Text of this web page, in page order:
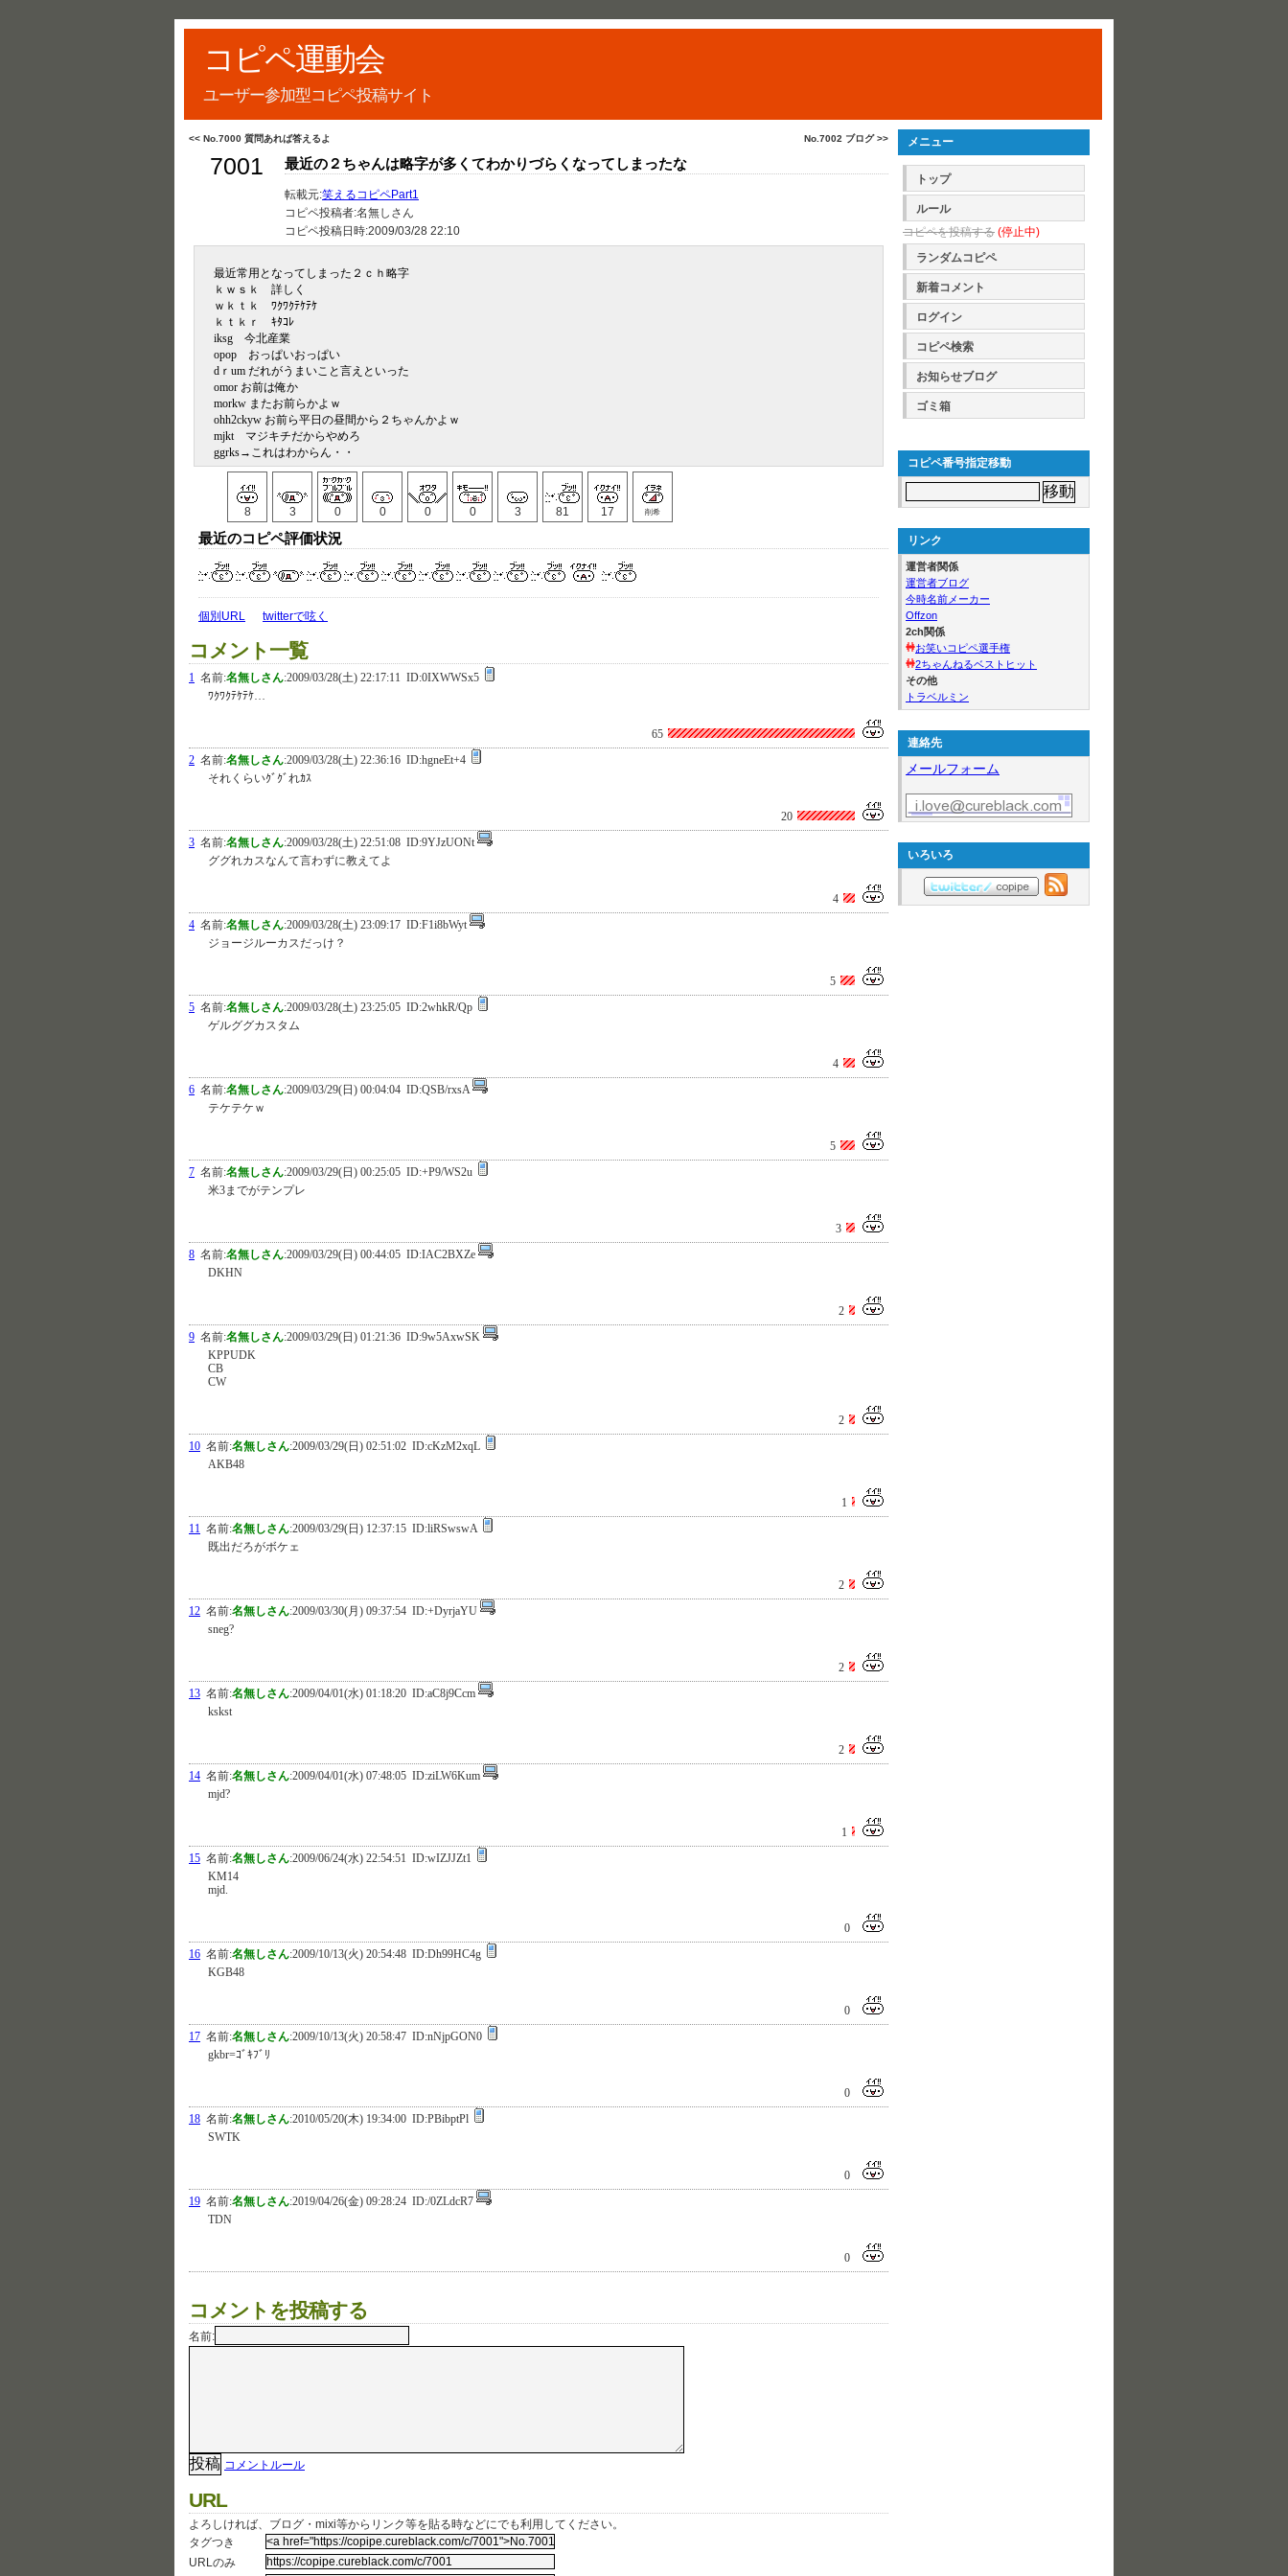
コピペ運動会
ユーザー参加型コピペ投稿サイト
No.7002 ブログ >>
<< No.7000 質問あれば答えるよ
7001 最近の２ちゃんは略字が多くてわかりづらくなってしまったな
転載元:笑えるコピペPart1
コピペ投稿者:名無しさん
コピペ投稿日時:2009/03/28 22:10
最近常用となってしまった２ｃｈ略字
ｋｗｓｋ 詳しく
ｗｋｔｋ ﾜｸﾜｸﾃｹﾃｹ
ｋｔｋｒ ｷﾀｺﾚ
iksg 今北産業
opop おっぱいおっぱい
dｒum だれがうまいこと言えといった
omor お前は俺か
morkw またお前らかよｗ
ohh2ckyw お前ら平日の昼間から２ちゃんかよｗ
mjkt マジキチだからやめろ
ggrks→これはわからん・・
8 3 0 0 0 0 3 81 17 削希
最近のコピペ評価状況
個別URL twitterで呟く
コメント一覧
1 名前:名無しさん:2009/03/28(土) 22:17:11 ID:0IXWWSx5
ﾜｸﾜｸﾃｹﾃｹ…
65
2 名前:名無しさん:2009/03/28(土) 22:36:16 ID:hgneEt+4
それくらいｸﾞｸﾞれｶｽ
20
3 名前:名無しさん:2009/03/28(土) 22:51:08 ID:9YJzUONt
ググれカスなんて言わずに教えてよ
4
4 名前:名無しさん:2009/03/28(土) 23:09:17 ID:F1i8bWyt
ジョージルーカスだっけ？
5
5 名前:名無しさん:2009/03/28(土) 23:25:05 ID:2whkR/Qp
ゲルググカスタム
4
6 名前:名無しさん:2009/03/29(日) 00:04:04 ID:QSB/rxsA
テケテケｗ
5
7 名前:名無しさん:2009/03/29(日) 00:25:05 ID:+P9/WS2u
米3までがテンプレ
3
8 名前:名無しさん:2009/03/29(日) 00:44:05 ID:IAC2BXZe
DKHN
2
9 名前:名無しさん:2009/03/29(日) 01:21:36 ID:9w5AxwSK
KPPUDK
CB
CW
2
10 名前:名無しさん:2009/03/29(日) 02:51:02 ID:cKzM2xqL
AKB48
1
11 名前:名無しさん:2009/03/29(日) 12:37:15 ID:liRSwswA
既出だろがボケェ
2
12 名前:名無しさん:2009/03/30(月) 09:37:54 ID:+DyrjaYU
sneg?
2
13 名前:名無しさん:2009/04/01(水) 01:18:20 ID:aC8j9Ccm
kskst
2
14 名前:名無しさん:2009/04/01(水) 07:48:05 ID:ziLW6Kum
mjd?
1
15 名前:名無しさん:2009/06/24(水) 22:54:51 ID:wIZJJZt1
KM14
mjd.
0
16 名前:名無しさん:2009/10/13(火) 20:54:48 ID:Dh99HC4g
KGB48
0
17 名前:名無しさん:2009/10/13(火) 20:58:47 ID:nNjpGON0
gkbr=ｺﾞｷﾌﾞﾘ
0
18 名前:名無しさん:2010/05/20(木) 19:34:00 ID:PBibptPl
SWTK
0
19 名前:名無しさん:2019/04/26(金) 09:28:24 ID:/0ZLdcR7
TDN
0
コメントを投稿する
名前:
コメントルール
URL
よろしければ、ブログ・mixi等からリンク等を貼る時などにでも利用してください。
タグつき
URLのみ
メニュー
トップ
ルール
コピペを投稿する (停止中)
ランダムコピペ
新着コメント
ログイン
コピペ検索
お知らせブログ
ゴミ箱
コピペ番号指定移動
リンク
運営者関係
運営者ブログ
今時名前メーカー
Offzon
2ch関係
お笑いコピペ選手権
2ちゃんねるベストヒット
その他
トラベルミン
連絡先
メールフォーム
いろいろ